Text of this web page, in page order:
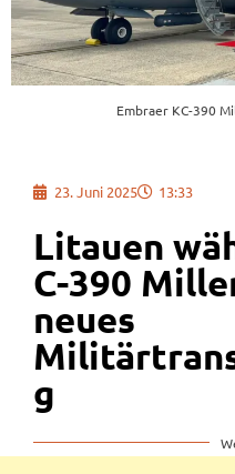
Embraer KC-390
23. Juni 2025 13:33
Litauen
C-390
neues
g